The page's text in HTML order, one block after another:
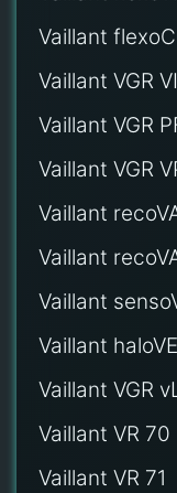
Vaillant
Vaillant VGR
Vaillant VGR
Vaillant VGR
Vaillant
Vaillant
Vaillant
Vaillant
Vaillant VGR
Vaillant VR 70
Vaillant VR 71